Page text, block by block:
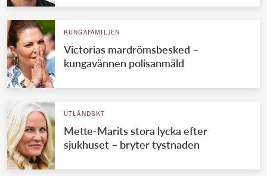
KUNGAFAMILJEN
Victorias mardrömsbesked –
kungavännen polisanmäld
UTLÄNDSKT
Mette-Marits stora lycka efter
sjukhuset – bryter tystnaden